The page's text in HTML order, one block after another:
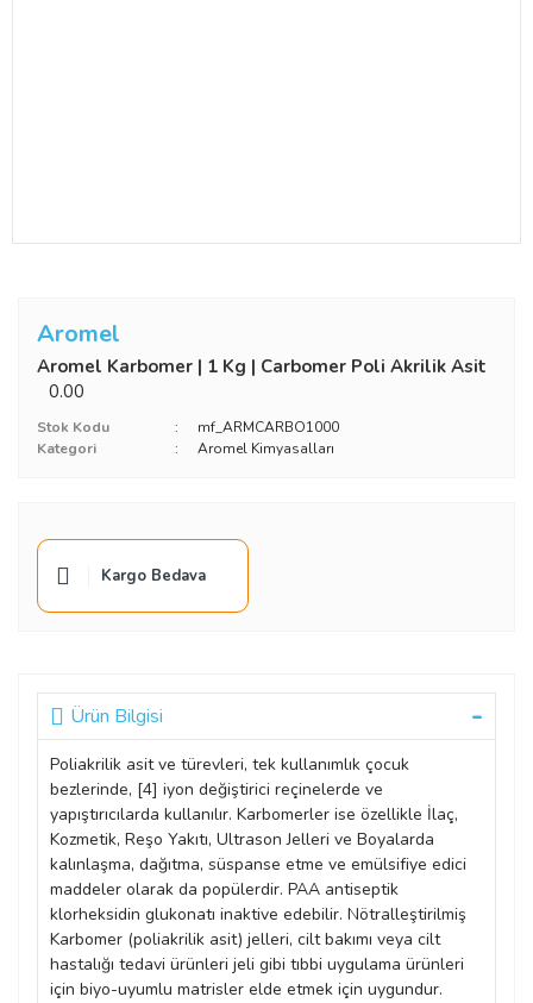
Aromel
Aromel Karbomer | 1 Kg | Carbomer Poli Akrilik Asit
0.00
Stok Kodu
mf_ARMCARBO1000
Kategori
Aromel Kimyasalları
Kargo Bedava
Ürün Bilgisi
Poliakrilik asit ve türevleri, tek kullanımlık çocuk
bezlerinde, [4] iyon değiştirici reçinelerde ve
yapıştırıcılarda kullanılır. Karbomerler ise özellikle İlaç,
Kozmetik, Reşo Yakıtı, Ultrason Jelleri ve Boyalarda
kalınlaşma, dağıtma, süspanse etme ve emülsifiye edici
maddeler olarak da popülerdir. PAA antiseptik
klorheksidin glukonatı inaktive edebilir. Nötralleştirilmiş
Karbomer (poliakrilik asit) jelleri, cilt bakımı veya cilt
hastalığı tedavi ürünleri jeli gibi tıbbi uygulama ürünleri
için biyo-uyumlu matrisler elde etmek için uygundur.